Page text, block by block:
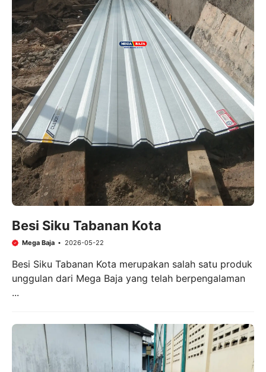
Besi Siku Tabanan Kota
Mega Baja 2026-05-22
Besi Siku Tabanan Kota merupakan salah satu produk
unggulan dari Mega Baja yang telah berpengalaman
...